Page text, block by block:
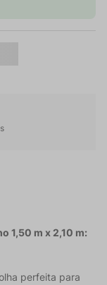
1,50 m x 2,10 m:
perfeita para